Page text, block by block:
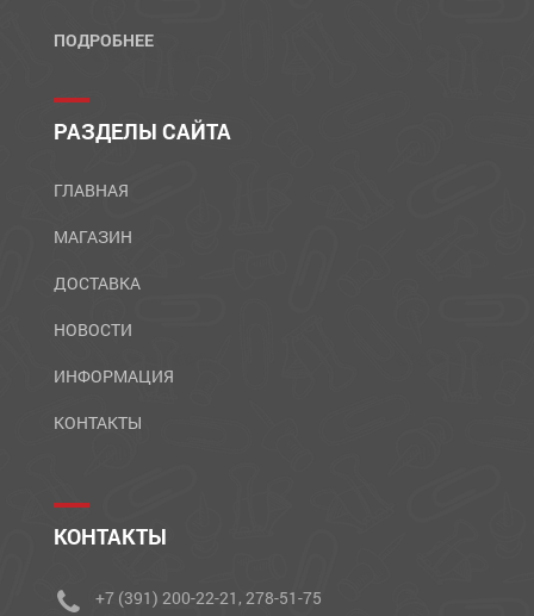
ПОДРОБНЕЕ
РАЗДЕЛЫ САЙТА
ГЛАВНАЯ
МАГАЗИН
ДОСТАВКА
НОВОСТИ
ИНФОРМАЦИЯ
КОНТАКТЫ
КОНТАКТЫ
+7 (391) 200-22-21, 278-51-75